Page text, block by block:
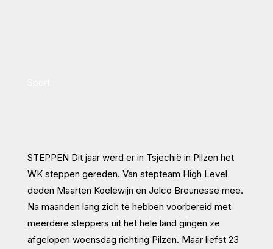
STEPPEN Dit jaar werd er in Tsjechië in Pilzen het
WK steppen gereden. Van stepteam High Level
deden Maarten Koelewijn en Jelco Breunesse mee.
Na maanden lang zich te hebben voorbereid met
meerdere steppers uit het hele land gingen ze
afgelopen woensdag richting Pilzen. Maar liefst 23